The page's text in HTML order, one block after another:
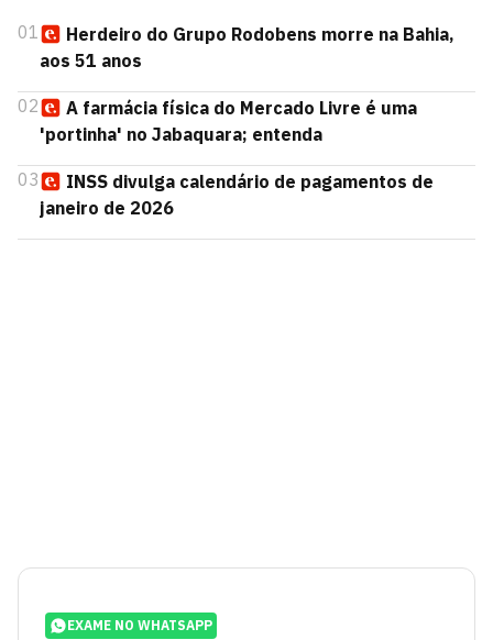
01
Herdeiro do Grupo Rodobens morre na Bahia,
aos 51 anos
02
A farmácia física do Mercado Livre é uma
'portinha' no Jabaquara; entenda
03
INSS divulga calendário de pagamentos de
janeiro de 2026
EXAME NO WHATSAPP